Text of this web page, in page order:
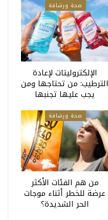
صحة ورشاقة
الإلكتروليتات لإعادة
الترطيب: من تحتاجها ومن
يجب عليها تجنبها
صحة ورشاقة
من هم الفئات الأكثر
عرضة للخطر أثناء موجات
الحر الشديدة؟